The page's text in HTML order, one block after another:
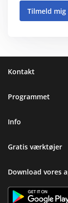
Sidefod
Kontakt
Programmet
Info
Gratis værktøjer
Download vores